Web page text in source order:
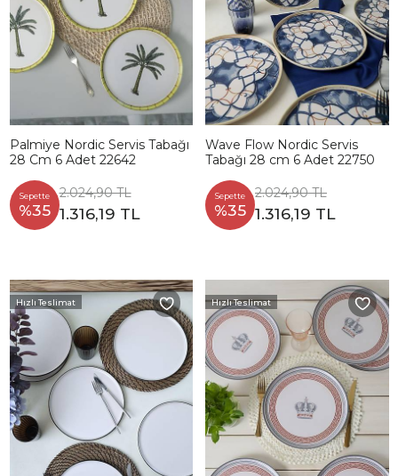
Palmiye Nordic Servis Tabağı
28 Cm 6 Adet 22642
Sepette
%35
2.024,90 TL
1.316,19 TL
Wave Flow Nordic Servis
Tabağı 28 cm 6 Adet 22750
Sepette
%35
2.024,90 TL
1.316,19 TL
Hızlı Teslimat Hızlı Teslimat